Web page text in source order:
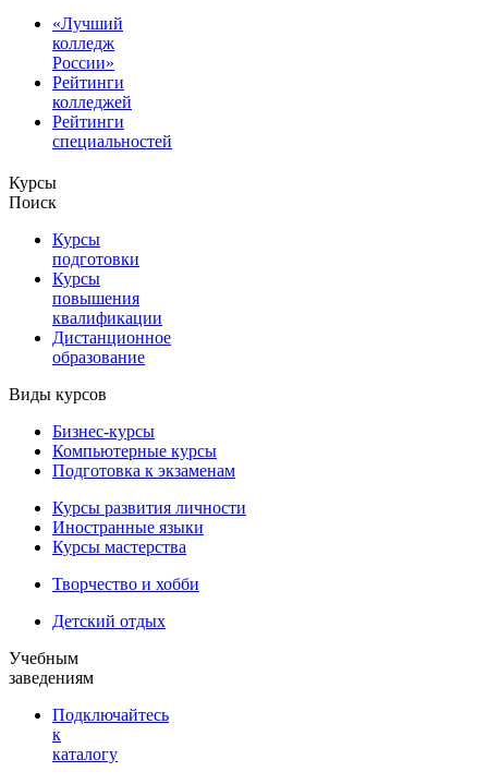
«Лучший
колледж
России»
Рейтинги
колледжей
Рейтинги
специальностей
Курсы
Поиск
Курсы
подготовки
Курсы
повышения
квалификации
Дистанционное
образование
Виды курсов
Бизнес-курсы
Компьютерные курсы
Подготовка к экзаменам
Курсы развития личности
Иностранные языки
Курсы мастерства
Творчество и хобби
Детский отдых
Учебным
заведениям
Подключайтесь
к
каталогу